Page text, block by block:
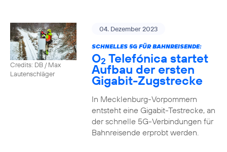
Credits: DB / Max
Lautenschläger
04. Dezember 2023
SCHNELLES 5G FÜR BAHNREISENDE:
O2 Telefónica startet
Aufbau der ersten
Gigabit-Zugstrecke
In Mecklenburg-Vorpommern
entsteht eine Gigabit-Testrecke, an
der schnelle 5G-Verbindungen für
Bahnreisende erprobt werden.